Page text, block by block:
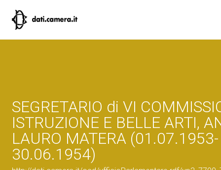
SEGRETARIO di VI
ISTRUZIONE E BELLE ARTI,
LAURO MATERA (01.07.1953-
30.06.1954)